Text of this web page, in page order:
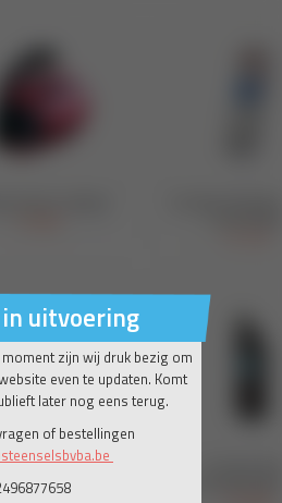
uitvoering
moment zijn wij druk bezig om
even te updaten. Komt
later nog eens terug.
of bestellingen